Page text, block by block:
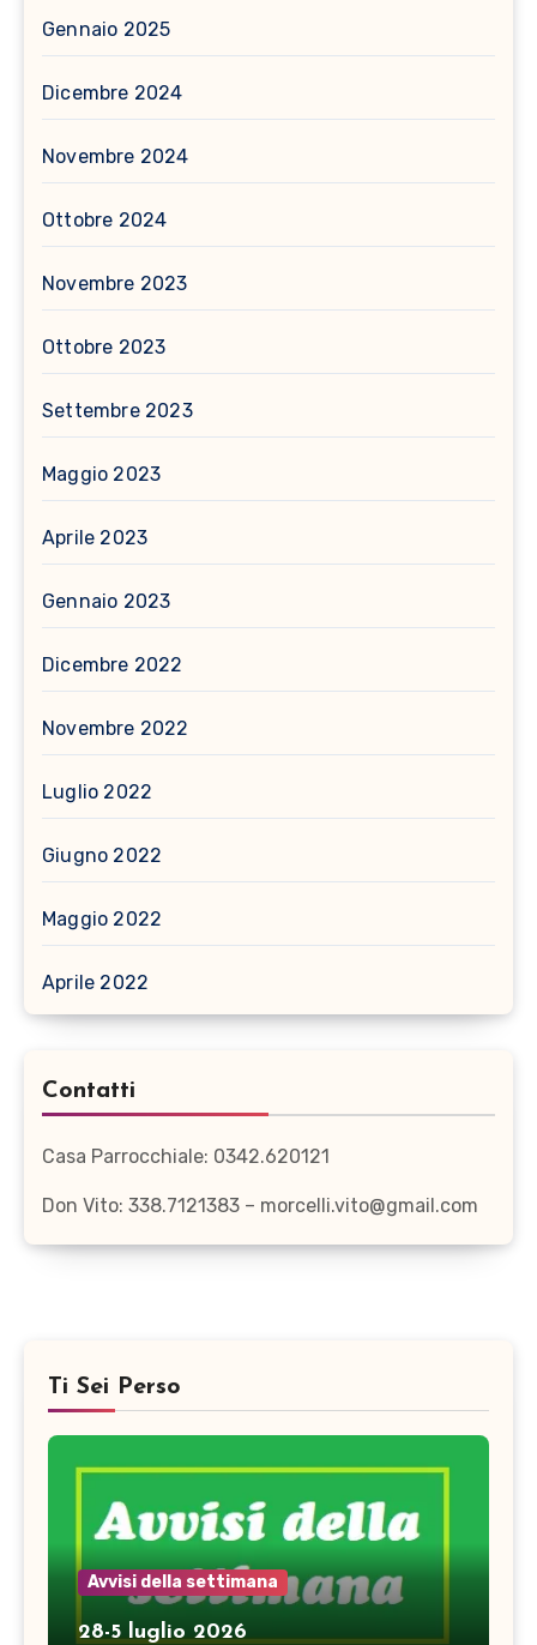
Gennaio 2025
Dicembre 2024
Novembre 2024
Ottobre 2024
Novembre 2023
Ottobre 2023
Settembre 2023
Maggio 2023
Aprile 2023
Gennaio 2023
Dicembre 2022
Novembre 2022
Luglio 2022
Giugno 2022
Maggio 2022
Aprile 2022
Contatti
Casa Parrocchiale: 0342.620121
Don Vito: 338.7121383 – morcelli.vito@gmail.com
Ti Sei Perso
Avvisi della settimana
28-5 luglio 2026